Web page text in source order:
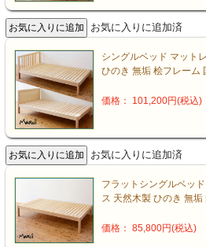
お気に入りに追加済
シングルベッド マット
ひのき 無垢 桧フレーム
価格： 101,200円(税込)
お気に入りに追加済
フラットシングルベッ
ス 天然木製 ひのき 無垢
価格： 85,800円(税込)